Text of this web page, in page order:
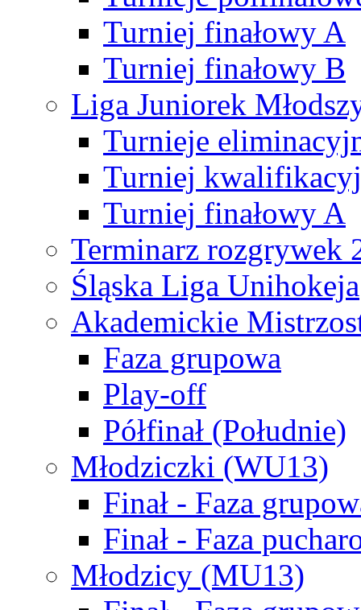
Turniej finałowy A
Turniej finałowy B
Liga Juniorek
Turnieje
Turniej
Turniej finałowy A
Terminarz rozgrywek
Śląska Liga Unihokeja
Akademickie
Faza grupowa
Play-off
Półfinał (Południe)
Młodziczki (WU13)
Finał - Faza
Finał - Faza
Młodzicy (MU13)